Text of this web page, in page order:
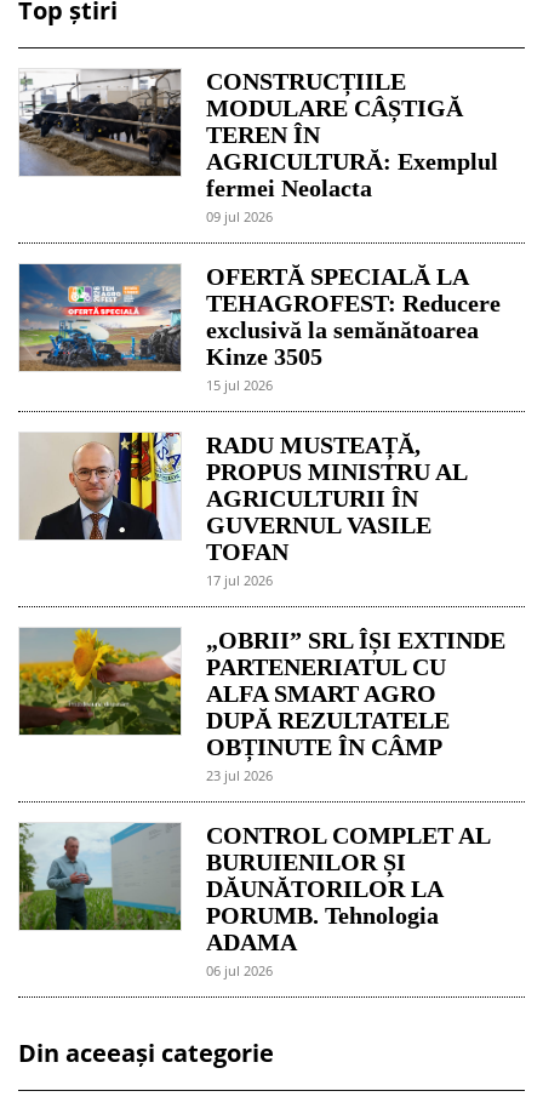
Top știri
CONSTRUCȚIILE
MODULARE CÂȘTIGĂ
TEREN ÎN
AGRICULTURĂ: Exemplul
fermei Neolacta
09 jul 2026
OFERTĂ SPECIALĂ LA
TEHAGROFEST: Reducere
exclusivă la semănătoarea
Kinze 3505
15 jul 2026
RADU MUSTEAȚĂ,
PROPUS MINISTRU AL
AGRICULTURII ÎN
GUVERNUL VASILE
TOFAN
17 jul 2026
„OBRII” SRL ÎȘI EXTINDE
PARTENERIATUL CU
ALFA SMART AGRO
DUPĂ REZULTATELE
OBȚINUTE ÎN CÂMP
23 jul 2026
CONTROL COMPLET AL
BURUIENILOR ȘI
DĂUNĂTORILOR LA
PORUMB. Tehnologia
ADAMA
06 jul 2026
Din aceeași categorie